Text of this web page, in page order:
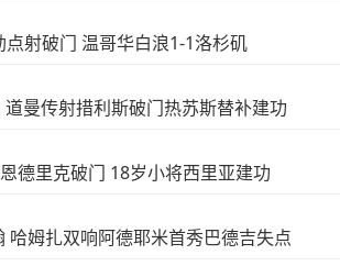
射破门 温哥华白浪1-1洛杉矶
曼传射措利斯破门热苏斯替补建功
德里克破门 18岁小将西里亚建功
姆扎双响阿德耶米首秀巴德吉失点